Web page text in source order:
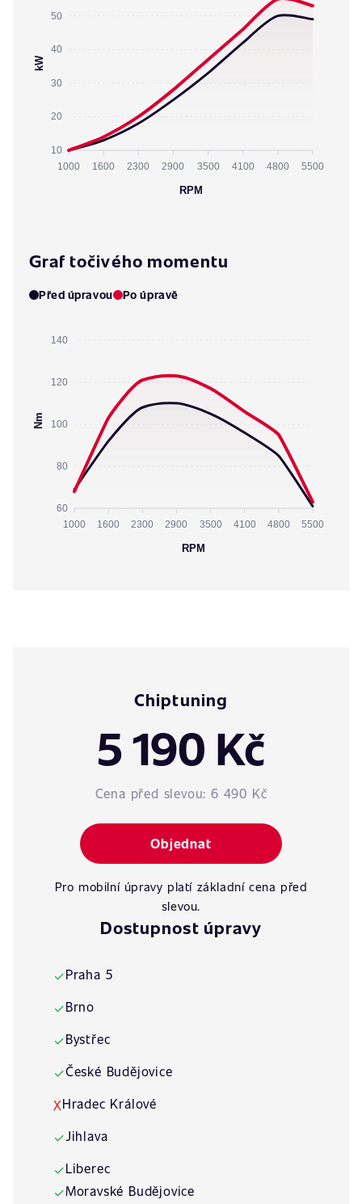
50
40
30
20
10
kW
1000 1600 2300 2900 3500 4100 4800 5500
RPM
Graf točivého momentu
Před úpravou Po úpravě
140
120
100
80
60
Nm
1000 1600 2300 2900 3500 4100 4800 5500
RPM
Chiptuning
5 190 Kč
Cena před slevou: 6 490 Kč
Objednat
Pro mobilní úpravy platí základní cena před
slevou.
Dostupnost úpravy
✓Praha 5
✓Brno
✓Bystřec
✓České Budějovice
XHradec Králové
✓Jihlava
✓Liberec
✓Moravské Budějovice